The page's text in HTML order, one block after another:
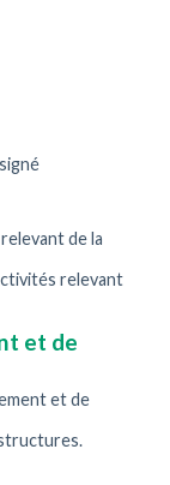
de la
relevant
et de
et de